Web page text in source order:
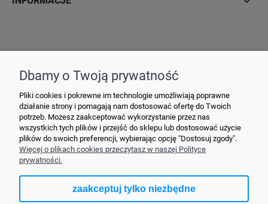
+48790635548• MAIL: ydypl
Dbamy o Twoją prywatność
Pliki cookies i pokrewne im technologie umożliwiają poprawne
działanie strony i pomagają nam dostosować ofertę do Twoich
potrzeb. Możesz zaakceptować wykorzystanie przez nas
wszystkich tych plików i przejść do sklepu lub dostosować użycie
plików do swoich preferencji, wybierając opcję "Dostosuj zgody".
Więcej o plikach cookies przeczytasz w naszej Polityce
prywatności.
zaakceptuj tylko niezbędne